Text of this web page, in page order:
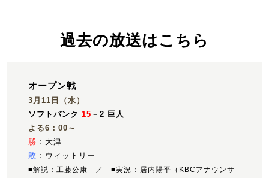
過去の放送はこちら
オープン戦
3月11日（水）
ソフトバンク15 －2 巨人
よる6：00～
勝 ：大津
敗 ：ウィットリー
■解説：工藤公康 ／ ■実況：居内陽平（KBCアナウンサ